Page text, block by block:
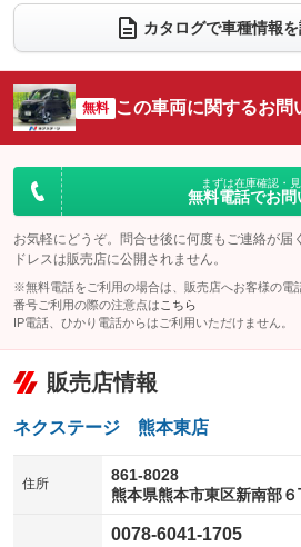
電動リアゲート フ
：
シートエアコン
：装備なし 全
：
サイドカメラ
：装備あり ル
：
エアサスペンション ヘ
カタログで車種情報
無料 この車両に関するお問
まずは在庫確認・
無料電話でお問
お気軽にどうぞ。問合せ後に何度もご連絡が届
ドレスは販売店に公開されません。
※無料電話をご利用の場合は、販売店へお客様の電
番号ご利用の際の注意点は こちら
IP電話、ひかり電話からはご利用いただけません。
販売店情報
ネクステージ 熊本東店
住所
861-8028
熊本県熊本市東区新南部６
0078-6041-1705